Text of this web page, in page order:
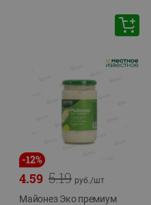
-12%
5.19
4.59 руб./шт
Майонез Эко премиум